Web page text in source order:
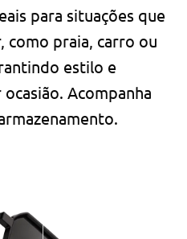
para situações que
como praia, carro ou
estilo e
Acompanha